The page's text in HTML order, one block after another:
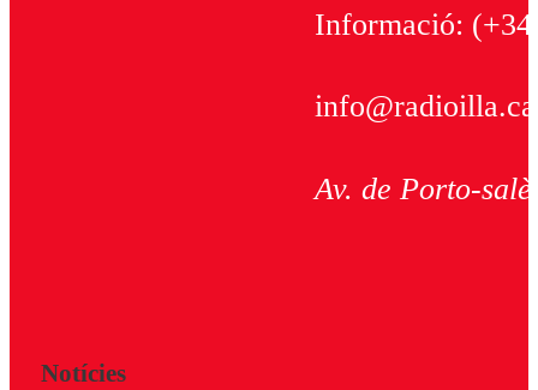
Informació:
Av. de Porto-
Notícies